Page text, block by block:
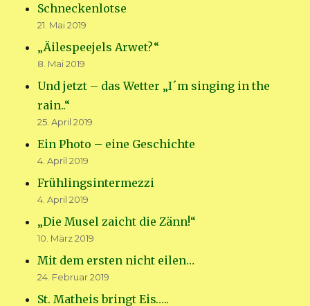
Schneckenlotse
21. Mai 2019
„Äilespeejels Arwet?“
8. Mai 2019
Und jetzt – das Wetter „I´m singing in the
rain..“
25. April 2019
Ein Photo – eine Geschichte
4. April 2019
Frühlingsintermezzi
4. April 2019
„Die Musel zaicht die Zänn!“
10. März 2019
Mit dem ersten nicht eilen…
24. Februar 2019
St. Matheis bringt Eis…..